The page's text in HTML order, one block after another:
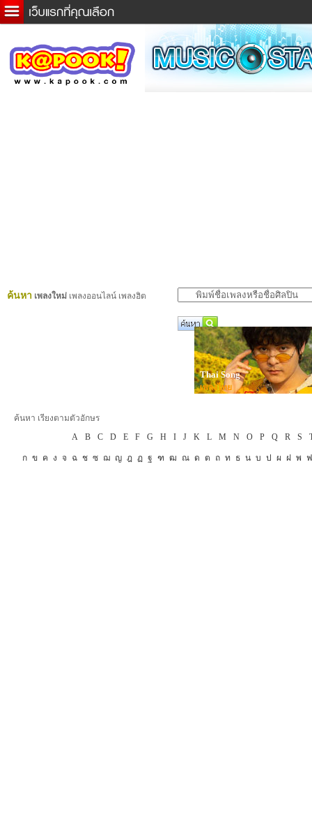
ข่าวด่วน
ละคร
ค้นหา เพลงใหม่ เพลงออนไลน์ เพลงฮิต
Thai Song
เพลงไทย
ค้นหา เรียงตามตัวอักษร
A
B C D E F G H I J K L M N O P Q R S
ก ข ค ง จ ฉ ช ซ ฌ ญ ฎ ฏ ฐ ฑ ฒ ณ ด ต ถ ท ธ น บ ป ผ ฝ พ ฟ